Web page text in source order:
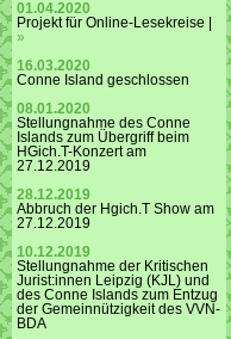
01.04.2020
Projekt für Online-Lesekreise |
»
16.03.2020
Conne Island geschlossen
08.01.2020
Stellungnahme des Conne
Islands zum Übergriff beim
HGich.T-Konzert am
27.12.2019
28.12.2019
Abbruch der Hgich.T Show am
27.12.2019
10.12.2019
Stellungnahme der Kritischen
Jurist:innen Leipzig (KJL) und
des Conne Islands zum Entzug
der Gemeinnützigkeit des VVN-
BDA